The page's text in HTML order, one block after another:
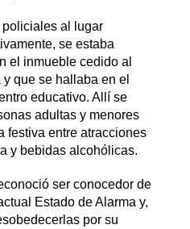
al lugar
se estaba
el inmueble cedido al
que se hallaba en el
educativo. Allí se
adultas y menores
festiva entre atracciones
y bebidas alcohólicas.
ser conocedor de
Estado de Alarma y,
por su